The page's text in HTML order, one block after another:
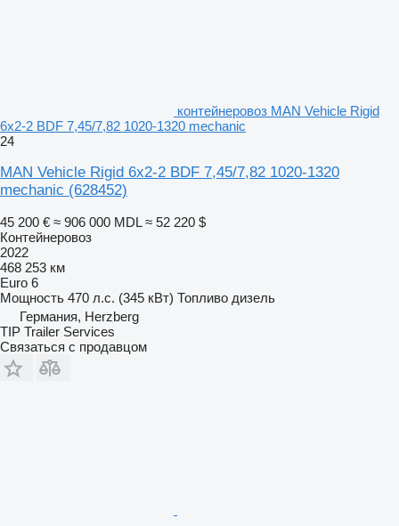
контейнеровоз MAN Vehicle Rigid
6x2-2 BDF 7,45/7,82 1020-1320 mechanic
24
MAN Vehicle Rigid 6x2-2 BDF 7,45/7,82 1020-1320
mechanic (628452)
45 200 € ≈ 906 000 MDL ≈ 52 220 $
Контейнеровоз
2022
468 253 км
Euro 6
Мощность 470 л.с. (345 кВт) Топливо дизель
Германия, Herzberg
TIP Trailer Services
Связаться с продавцом